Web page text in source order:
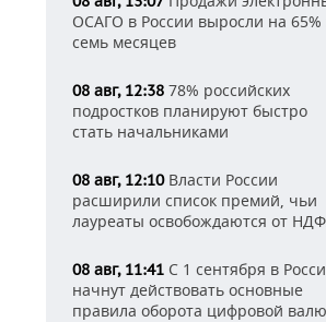
ОСАГО в России выросли на 65%
семь месяцев
08 авг, 12:38 78% российских
подростков планируют быстро
стать начальниками
08 авг, 12:10Власти России
расширили список премий, чьи
лауреаты освобождаются от
08 авг, 11:41 С 1 сентября в
начнут действовать основные
правила оборота цифровой